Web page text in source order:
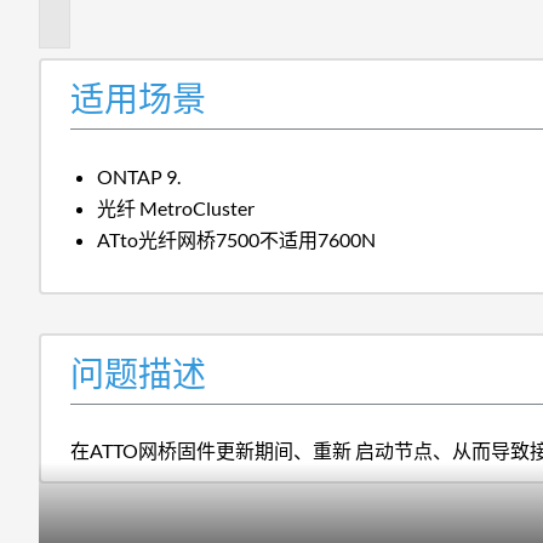
适用场景
ONTAP 9.
光纤 MetroCluster
ATto光纤网桥7500不适用7600N
问题描述
在ATTO网桥固件更新期间、重新 启动节点、从而导致